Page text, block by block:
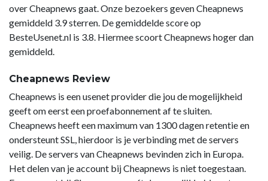
over Cheapnews gaat. Onze bezoekers geven Cheapnews
gemiddeld 3.9 sterren. De gemiddelde score op
BesteUsenet.nl is 3.8. Hiermee scoort Cheapnews hoger dan
gemiddeld.
Cheapnews Review
Cheapnews is een usenet provider die jou de mogelijkheid
geeft om eerst een proefabonnement af te sluiten.
Cheapnews heeft een maximum van 1300 dagen retentie en
ondersteunt SSL, hierdoor is je verbinding met de servers
veilig. De servers van Cheapnews bevinden zich in Europa.
Het delen van je account bij Cheapnews is niet toegestaan.